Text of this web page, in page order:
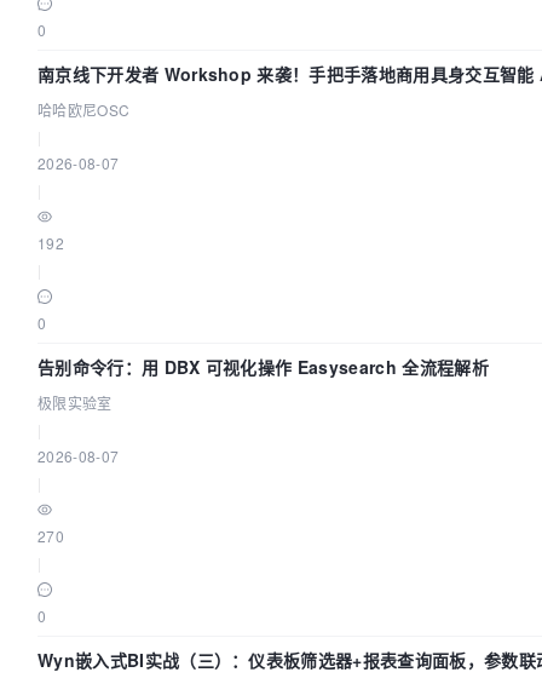
0
南京线下开发者 Workshop 来袭！手把手落地商用具身交互智
哈哈欧尼OSC
2026-08-07
192
0
告别命令行：用 DBX 可视化操作 Easysearch 全流程解析
极限实验室
2026-08-07
270
0
Wyn嵌入式BI实战（三）：仪表板筛选器+报表查询面板，参数联